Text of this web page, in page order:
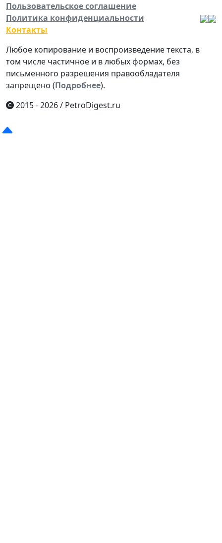
Пользовательское соглашение
Политика конфиденциальности
Контакты
Любое копирование и воспроизведение текста, в
том числе частичное и в любых формах, без
письменного разрешения правообладателя
запрещено (Подробнее).
2015 - 2026/ PetroDigest.ru